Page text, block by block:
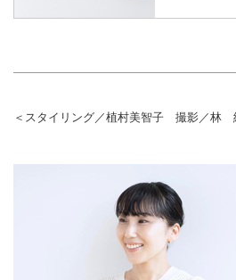
＜スタイリング／植村美智子 撮影／林